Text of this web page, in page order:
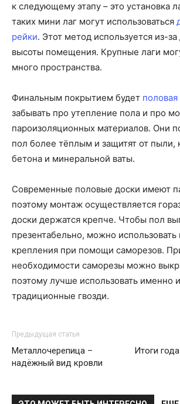
к следующему этапу – это установка
таких мини лаг могут использоваться
рейки. Этот метод используется из-
высоты помещения. Крупные лаги
много пространства.
Финальным покрытием будет половая
забывать про утепление пола и про
пароизоляционных материалов. Они
пол более тёплым и защитят от пыли,
бетона и минеральной ваты.
Современные половые доски имеют
поэтому монтаж осуществляется
доски держатся крепче. Чтобы пол
презентабельно, можно
крепления при помощи саморезов.
необходимости саморезы можно
поэтому лучше использовать именно
традиционные гвозди.
Предыдущая статья
Металлочерепица –
надёжный вид кровли
Итоги